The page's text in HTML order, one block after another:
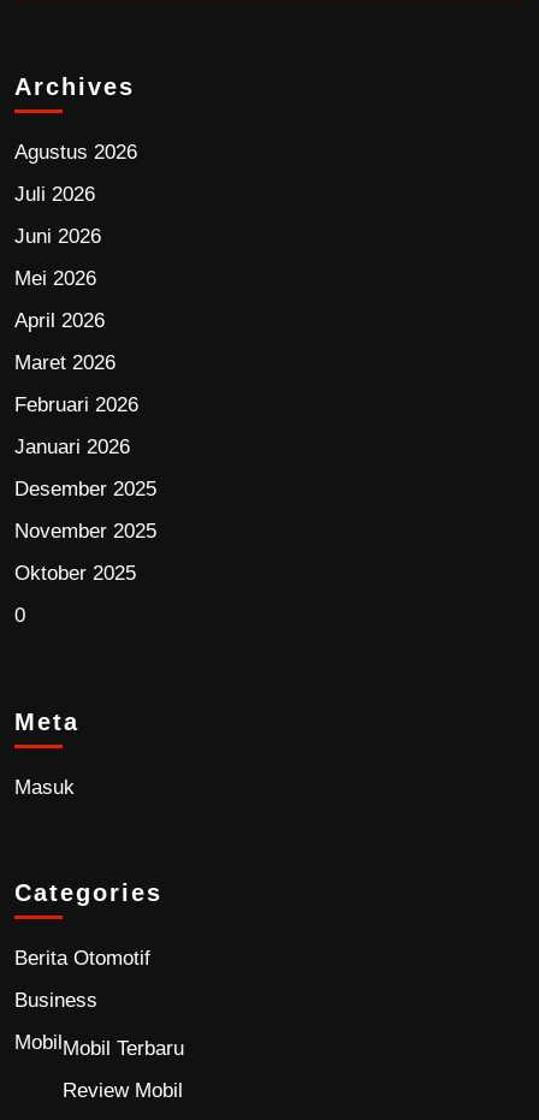
Archives
Agustus 2026
Juli 2026
Juni 2026
Mei 2026
April 2026
Maret 2026
Februari 2026
Januari 2026
Desember 2025
November 2025
Oktober 2025
0
Meta
Masuk
Categories
Berita Otomotif
Business
MobilMobil Terbaru
Review Mobil